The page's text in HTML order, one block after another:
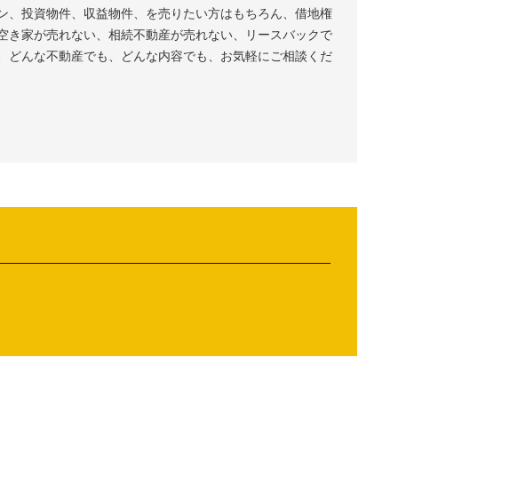
、投資物件、収益物件、を売りたい方はもちろん、借地権
き家が売れない、相続不動産が売れない、リースバックで
どんな不動産でも、どんな内容でも、お気軽にご相談くだ